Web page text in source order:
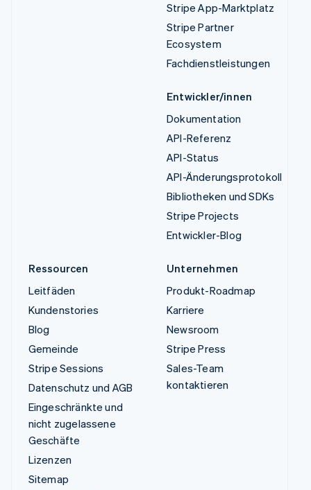
Stripe App-Marktplatz
Stripe Partner
Ecosystem
Fachdienstleistungen
Entwickler/innen
Dokumentation
API-Referenz
API-Status
API-Änderungsprotokoll
Bibliotheken und SDKs
Stripe Projects
Entwickler-Blog
Ressourcen
Leitfäden
Kundenstories
Blog
Gemeinde
Stripe Sessions
Datenschutz und AGB
Eingeschränkte und
nicht zugelassene
Geschäfte
Lizenzen
Sitemap
Unternehmen
Produkt-Roadmap
Karriere
Newsroom
Stripe Press
Sales-Team
kontaktieren